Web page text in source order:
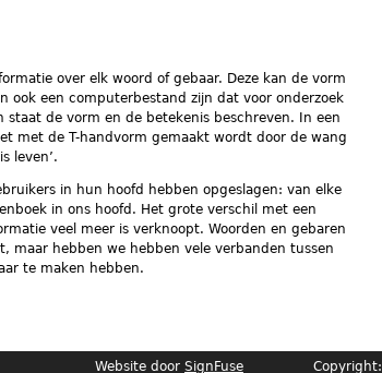
over elk woord of gebaar. Deze kan de vorm
ook een computerbestand zijn dat voor onderzoek
de vorm en de betekenis beschreven. In een
met de T-handvorm gemaakt wordt door de wang
leven’.
in hun hoofd hebben opgeslagen: van elke
in ons hoofd. Het grote verschil met een
veel meer is verknoopt. Woorden en gebaren
maar hebben we hebben vele verbanden tussen
te maken hebben.
Website door SignFuse Copyright: